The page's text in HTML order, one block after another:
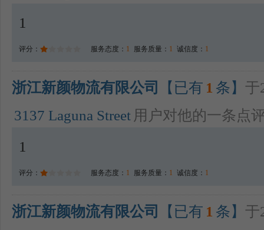
1
评分： 服务态度： 1 服务质量： 1 诚信度： 1
浙江新颜物流有限公司 【已有 1 条】 于
3137 Laguna Street 用户对他的一条点
1
评分： 服务态度： 1 服务质量： 1 诚信度： 1
浙江新颜物流有限公司 【已有 1 条】 于